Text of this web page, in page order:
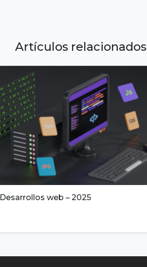
Artículos relacionados
Desarrollos web – 2025